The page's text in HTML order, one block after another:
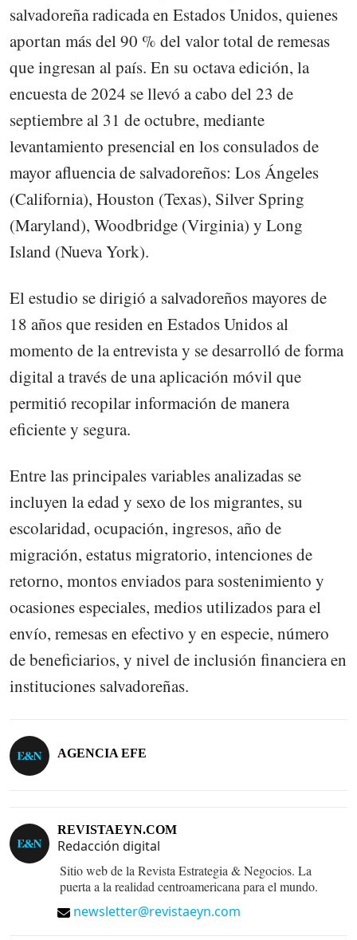
salvadoreña radicada en Estados Unidos, quienes
aportan más del 90 % del valor total de remesas
que ingresan al país. En su octava edición, la
encuesta de 2024 se llevó a cabo del 23 de
septiembre al 31 de octubre, mediante
levantamiento presencial en los consulados de
mayor afluencia de salvadoreños: Los Ángeles
(California), Houston (Texas), Silver Spring
(Maryland), Woodbridge (Virginia) y Long
Island (Nueva York).
El estudio se dirigió a salvadoreños mayores de
18 años que residen en Estados Unidos al
momento de la entrevista y se desarrolló de forma
digital a través de una aplicación móvil que
permitió recopilar información de manera
eficiente y segura.
Entre las principales variables analizadas se
incluyen la edad y sexo de los migrantes, su
escolaridad, ocupación, ingresos, año de
migración, estatus migratorio, intenciones de
retorno, montos enviados para sostenimiento y
ocasiones especiales, medios utilizados para el
envío, remesas en efectivo y en especie, número
de beneficiarios, y nivel de inclusión financiera en
instituciones salvadoreñas.
AGENCIA EFE
REVISTAEYN.COM
Redacción digital
Sitio web de la Revista Estrategia & Negocios. La
puerta a la realidad centroamericana para el mundo.
newsletter@revistaeyn.com